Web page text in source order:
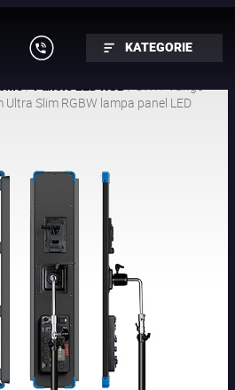
KATEGORIE
/
/ SWIT Vango-
Slim RGBW lampa panel LED